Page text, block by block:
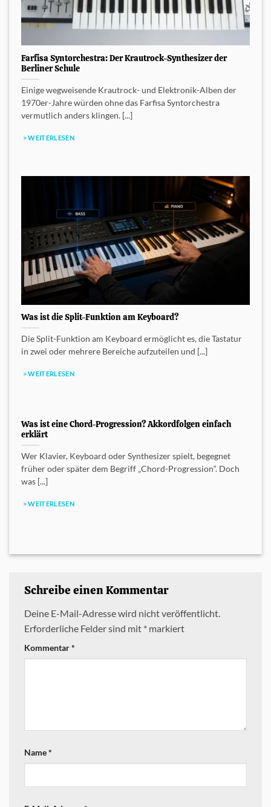
Farfisa Syntorchestra: Der Krautrock-Synthesizer der
Berliner Schule
Einige wegweisende Krautrock- und Elektronik-Alben der
1970er-Jahre würden ohne das Farfisa Syntorchestra
vermutlich anders klingen. [...]
> WEITERLESEN
Was ist die Split-Funktion am Keyboard?
Die Split-Funktion am Keyboard ermöglicht es, die Tastatur
in zwei oder mehrere Bereiche aufzuteilen und [...]
> WEITERLESEN
Was ist eine Chord-Progression? Akkordfolgen einfach
erklärt
Wer Klavier, Keyboard oder Synthesizer spielt, begegnet
früher oder später dem Begriff „Chord-Progression“. Doch
was [...]
> WEITERLESEN
Schreibe einen Kommentar
Deine E-Mail-Adresse wird nicht veröffentlicht.
Erforderliche Felder sind mit * markiert
Kommentar*
Name*